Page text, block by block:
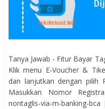
Tanya Jawab - Fitur Bayar
Klik menu E-Voucher &
dan lanjutkan dengan pilih
Masukkan Nomor
nontaglis-via-m-banking-